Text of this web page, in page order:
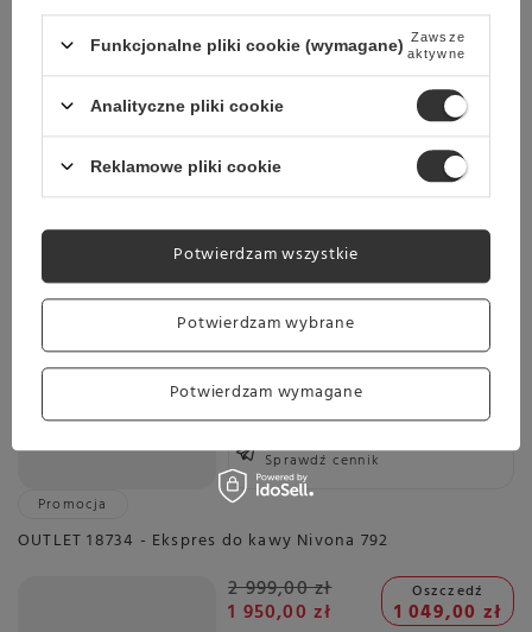
Darmowa dostawa
Promocja
1 950,00 zł 1 049,00 zł
Najniższa cena z ostatnich 30 dni:
Wysyłkajeszcze dzisiaj
Towar dostępny w magazynie
Sprawdź cennik
Promocja
OUTLET 18734 - Ekspres do kawy Nivona 792
2 999,00 zł
1 950,00 zł
Oszczedź
1 049,00 zł
Funkcjonalne pliki cookie (wymagane) Zawsze
aktywne
Analityczne pliki cookie
Reklamowe pliki cookie
Potwierdzam wybrane
Potwierdzam wymagane
Potwierdzam wszystkie